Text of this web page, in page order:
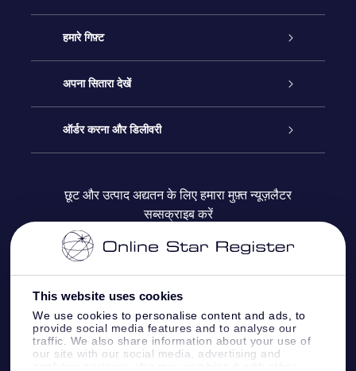
This website uses cookies
We use cookies to personalise content and ads, to
provide social media features and to analyse our
traffic. We also share information about your use of
our site with our social media, advertising and
ग्राहक सेवा
हमसे संपर्क करें
ब्लॉग
हमारे गिफ़्ट
ऑनलाइन स्टार गिफ़्ट
OSR गिफ़्ट पैक
OSR गिफ़्ट कार्ड
कॉर्पोरेट उपहार
अपना सितारा देखें
स्टार रजिस्टर
स्टार पेज को अपनी पसंद के मुताबिक तैयार करें
वन मिलियन स्टार्स
OSR स्टार सेवर
फ़्लाई मी टू द स्टार्स वी.आर. ऐप
ऑर्डर करना और डिलीवरी
भुगतान जानकारी
शिपिंग जानकारी
वापिसी नीति
तारामंडलों
छूट और उत्पाद अद्यतन के लिए हमारा मुफ़्त न्यूज़लैटर
सब्सक्राइब करें